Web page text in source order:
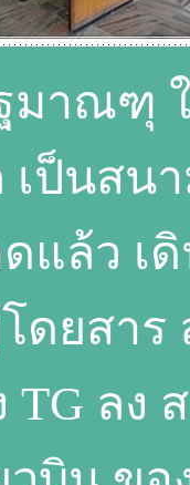
าณฑุ ใ
เป็นสน
แล้ว เ
ดยสาร
TG ล